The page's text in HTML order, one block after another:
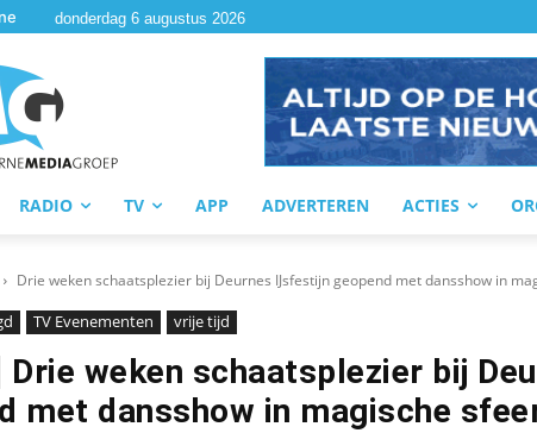
donderdag 6 augustus 2026
RADIO TV APP ADVERTEREN ACTIES
Drie weken schaatsplezier bij Deurnes IJsfestijn geopend met dansshow in
TV Evenementen vrije tijd
Drie weken schaatsplezier bij
met dansshow in magische